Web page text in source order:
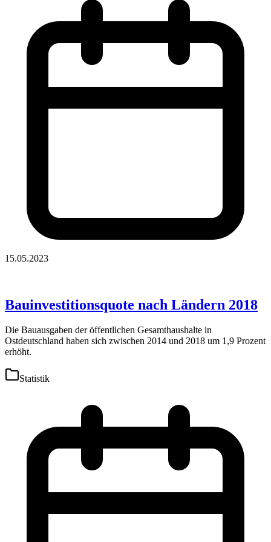
15.05.2023
Bauinvestitionsquote nach Ländern 2018
Die Bauausgaben der öffentlichen Gesamthaushalte in
Ostdeutschland haben sich zwischen 2014 und 2018 um 1,9 Prozent
erhöht.
Statistik